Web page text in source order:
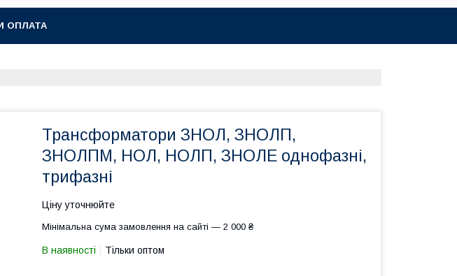
ОПЛАТА
Трансформатори ЗНОЛ, ЗНОЛП,
ЗНОЛПМ, НОЛ, НОЛП, ЗНОЛЕ однофазні,
трифазні
Ціну уточнюйте
Мінімальна сума замовлення на сайті — 2 000 ₴
В наявності Тільки оптом